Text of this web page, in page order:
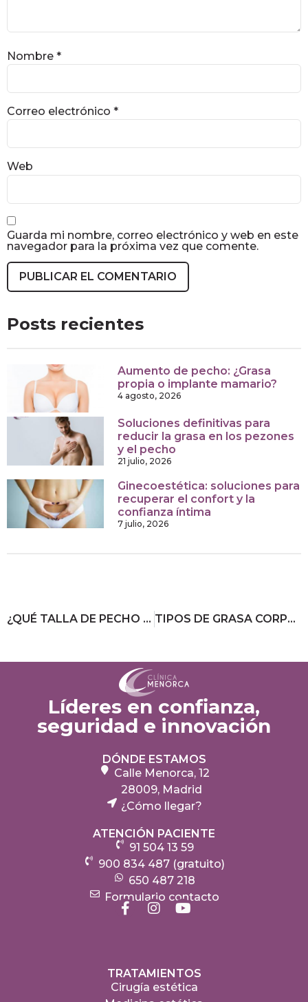
Nombre *
Correo electrónico *
Web
Guarda mi nombre, correo electrónico y web en este
navegador para la próxima vez que comente.
Posts recientes
Aumento de pecho: ¿Grasa
propia o implante mamario?
4 agosto, 2026
Soluciones definitivas para
reducir la grasa en los pezones
y el pecho
21 julio, 2026
Ginecoestética: soluciones para
recuperar el confort y la
confianza íntima
7 julio, 2026
¿QUÉ TALLA DE PECHO PONERME? TIPOS DE GRASA CORPORAL Y CÓMO ELIMINARLA
Líderes en confianza,
seguridad e innovación
DÓNDE ESTAMOS
Calle Menorca, 12
28009, Madrid
¿Cómo llegar?
ATENCIÓN PACIENTE
91 504 13 59
900 834 487 (gratuito)
650 487 218
Formulario contacto
TRATAMIENTOS
Cirugía estética